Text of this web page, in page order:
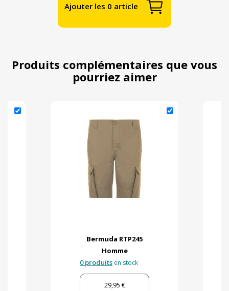
Ajouter les 0 article
Produits complémentaires que vous
pourriez aimer
Bermuda RTP245
Homme
0 produits en stock
29,95 €